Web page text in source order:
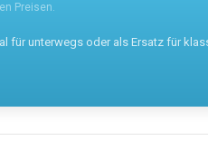
Preisen.
unterwegs oder als Ersatz für